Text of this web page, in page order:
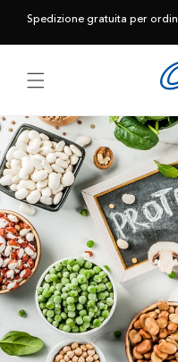
direttamente
Spedizione gratuita per